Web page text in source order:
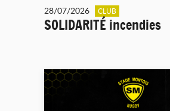
28/07/2026 CLUB
SOLIDARITÉ incendies